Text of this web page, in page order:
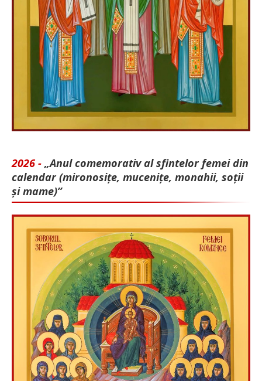
2026 - „Anul comemorativ al sfintelor femei din
calendar (mironosițe, mu­cenițe, monahii, soții
și mame)”